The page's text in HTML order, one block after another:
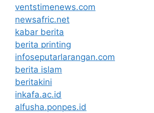
ventstimenews.com
newsafric.net
kabar berita
berita printing
infoseputarlarangan.com
berita islam
beritakini
inkafa.ac.id
alfusha.ponpes.id